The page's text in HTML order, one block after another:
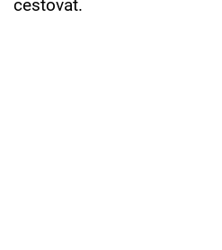
cestovat.